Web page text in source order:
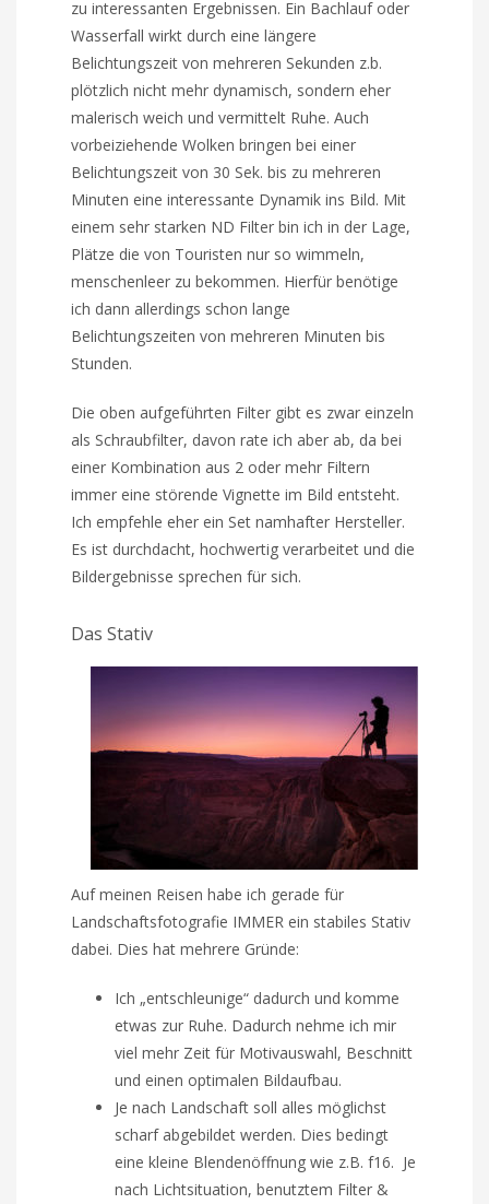
zu interessanten Ergebnissen. Ein Bachlauf oder
Wasserfall wirkt durch eine längere
Belichtungszeit von mehreren Sekunden z.b.
plötzlich nicht mehr dynamisch, sondern eher
malerisch weich und vermittelt Ruhe. Auch
vorbeiziehende Wolken bringen bei einer
Belichtungszeit von 30 Sek. bis zu mehreren
Minuten eine interessante Dynamik ins Bild. Mit
einem sehr starken ND Filter bin ich in der Lage,
Plätze die von Touristen nur so wimmeln,
menschenleer zu bekommen. Hierfür benötige
ich dann allerdings schon lange
Belichtungszeiten von mehreren Minuten bis
Stunden.
Die oben aufgeführten Filter gibt es zwar einzeln
als Schraubfilter, davon rate ich aber ab, da bei
einer Kombination aus 2 oder mehr Filtern
immer eine störende Vignette im Bild entsteht.
Ich empfehle eher ein Set namhafter Hersteller.
Es ist durchdacht, hochwertig verarbeitet und die
Bildergebnisse sprechen für sich.
Das Stativ
Auf meinen Reisen habe ich gerade für
Landschaftsfotografie IMMER ein stabiles Stativ
dabei. Dies hat mehrere Gründe:
Ich „entschleunige“ dadurch und komme
etwas zur Ruhe. Dadurch nehme ich mir
viel mehr Zeit für Motivauswahl, Beschnitt
und einen optimalen Bildaufbau.
Je nach Landschaft soll alles möglichst
scharf abgebildet werden. Dies bedingt
eine kleine Blendenöffnung wie z.B. f16. Je
nach Lichtsituation, benutztem Filter &